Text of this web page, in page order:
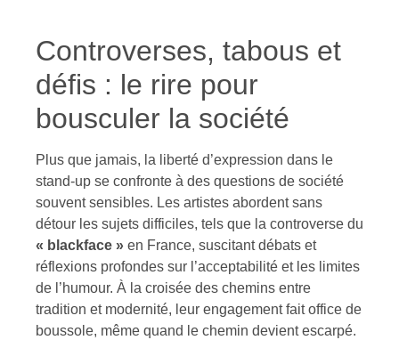
Controverses, tabous et
défis : le rire pour
bousculer la société
Plus que jamais, la liberté d’expression dans le
stand-up se confronte à des questions de société
souvent sensibles. Les artistes abordent sans
détour les sujets difficiles, tels que la controverse du
« blackface » en France, suscitant débats et
réflexions profondes sur l’acceptabilité et les limites
de l’humour. À la croisée des chemins entre
tradition et modernité, leur engagement fait office de
boussole, même quand le chemin devient escarpé.